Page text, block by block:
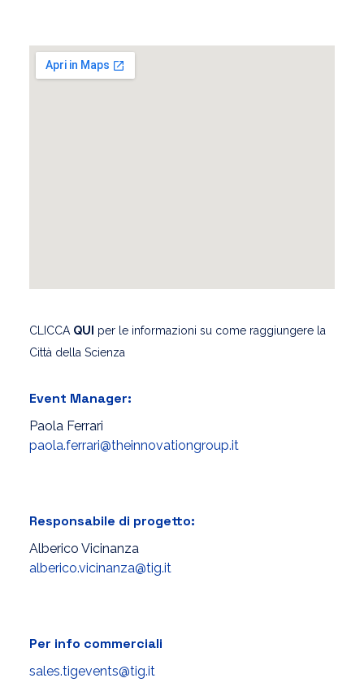
CLICCA QUI
per le informazioni su come raggiungere la
Città della Scienza
Event Manager:
Paola Ferrari
paola.ferrari@theinnovationgroup.it
Responsabile di progetto:
Alberico Vicinanza
alberico.vicinanza@tig.it
Per info commerciali
sales.tigevents@tig.it